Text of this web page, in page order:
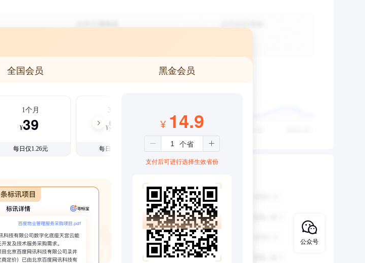
全国会员 黑金会员
1个月
¥39
每日仅1.26元
3个月
¥99
每日仅1.08元
¥ 14.9
支付后可进行选择生效省份
公众号